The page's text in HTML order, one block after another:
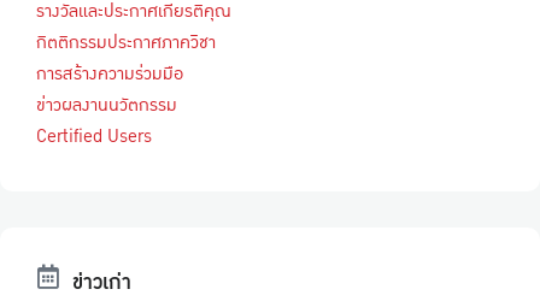
รางวัลและประกาศเกียรติคุณ
กิตติกรรมประกาศภาควิชา
การสร้างความร่วมมือ
ข่าวผลงานนวัตกรรม
Certified Users
ข่าวเก่า